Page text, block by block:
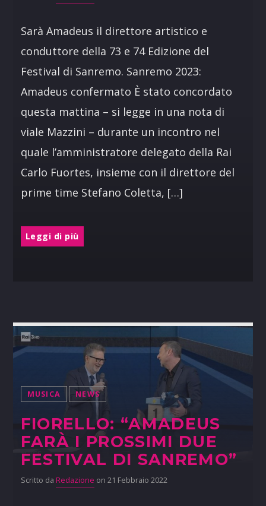
Sarà Amadeus il direttore artistico e
conduttore della 73 e 74 Edizione del
Festival di Sanremo. Sanremo 2023:
Amadeus confermato È stato concordato
questa mattina – si legge in una nota di
viale Mazzini – durante un incontro nel
quale l’amministratore delegato della Rai
Carlo Fuortes, insieme con il direttore del
prime time Stefano Coletta, […]
Leggi di più
MUSICA NEWS
FIORELLO: “AMADEUS
FARÀ I PROSSIMI DUE
FESTIVAL DI SANREMO”
Scritto da Redazione on 21 Febbraio 2022